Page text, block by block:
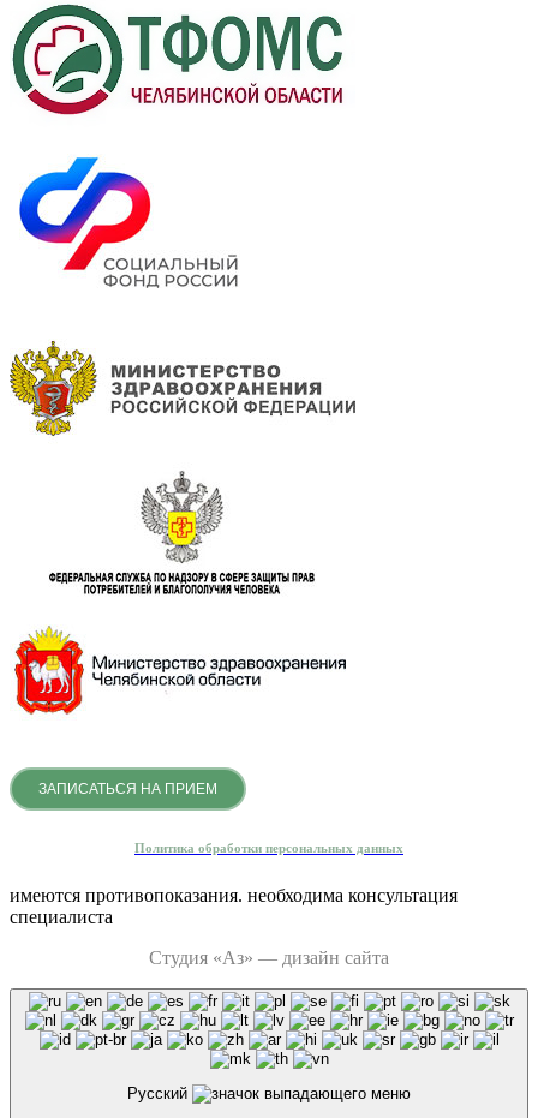
ЗАПИСАТЬСЯ НА ПРИЕМ
Политика обработки персональных данных
имеются противопоказания. необходима консультация
специалиста
Студия «Аз» — дизайн сайта
Русский